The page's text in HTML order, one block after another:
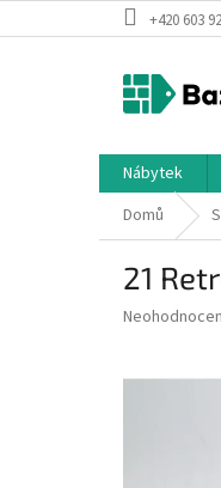
na
+420 603
Nábytek
Domů
21
Průměrné
je